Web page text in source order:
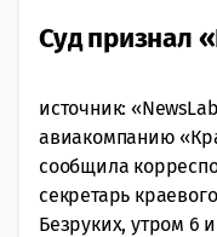
Суд признал
источник:
авиакомпанию
сообщила
секретарь
Безруких, утром 6